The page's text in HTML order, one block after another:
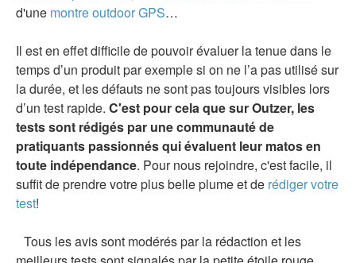
d'une montre outdoor GPS…
Il est en effet difficile de pouvoir évaluer la tenue dans le
temps d’un produit par exemple si on ne l’a pas utilisé sur
la durée, et les défauts ne sont pas toujours visibles lors
d’un test rapide. C'est pour cela que sur Outzer, les
tests sont rédigés par une communauté de
pratiquants passionnés qui évaluent leur matos en
toute indépendance. Pour nous rejoindre, c'est facile, il
suffit de prendre votre plus belle plume et de rédiger votre
test!
Tous les avis sont modérés par la rédaction et les